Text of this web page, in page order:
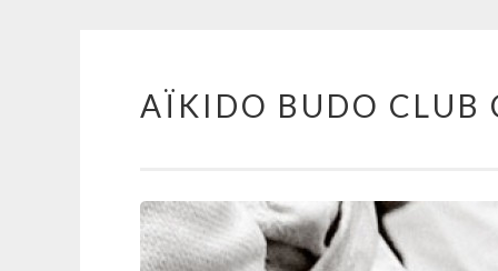
Aller au contenu principal
AÏKIDO BUDO CLUB